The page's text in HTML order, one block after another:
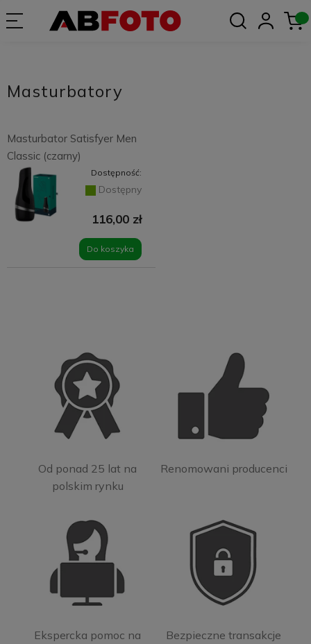
Masturbatory
Masturbator Satisfyer Men
Classic (czarny)
Dostępność:
Dostępny
116,00 zł
Do koszyka
Od ponad 25 lat na
polskim rynku
Renomowani producenci
Ekspercka pomoc na
Bezpieczne transakcje